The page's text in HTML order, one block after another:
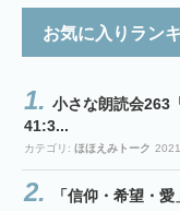
お気に入りラン
小さな朗読会263
41:3...
カテゴリ: ほほえみトーク
「信仰・希望・